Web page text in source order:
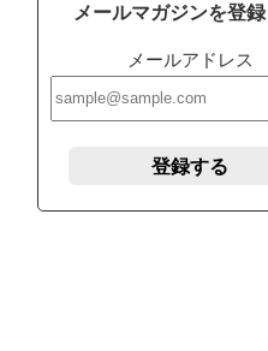
メールマガジンを登録
メールアドレス
登録する